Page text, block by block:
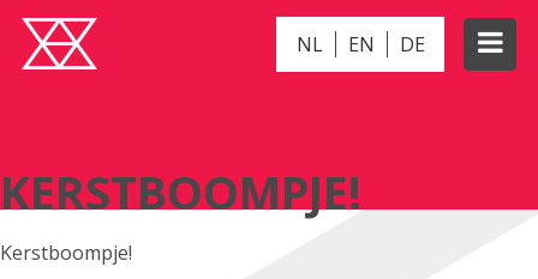
NL EN DE
KERSTBOOMPJE!
Kerstboompje!